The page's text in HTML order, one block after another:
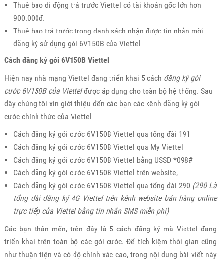
Thuê bao di động trả trước Viettel có tài khoản gốc lớn hơn
900.000đ.
Thuê bao trả trước trong danh sách nhận được tin nhắn mời
đăng ký sử dụng gói 6V150B của Viettel
Cách đăng ký gói 6V150B Viettel
Hiện nay nhà mạng Viettel đang triển khai 5 cách đăng ký gói
cước 6V150B của Viettelđược áp dụng cho toàn bộ hệ thống. Sau
đây chúng tôi xin giới thiệu đến các bạn các kênh đăng ký gói
cước chính thức của Viettel
Cách đăng ký gói cước 6V150B Viettel qua tổng đài 191
Cách đăng ký gói cước 6V150B Viettel qua My Viettel
Cách đăng ký gói cước 6V150B Viettel bằng USSD *098#
Cách đăng ký gói cước 6V150B Viettel trên website,
Cách đăng ký gói cước 6V150B Viettel qua tổng đài 290 (290 Là
tổng đài đăng ký 4G Viettel trên kênh website bán hàng online
trực tiếp của Viettel bằng tin nhắn SMS miễn phí)
Các bạn thân mến, trên đây là 5 cách đăng ký mà Viettel đang
triển khai trên toàn bộ các gói cước. Để tích kiệm thời gian cũng
như thuận tiện và có độ chính xác cao, trong nội dung bài viết này